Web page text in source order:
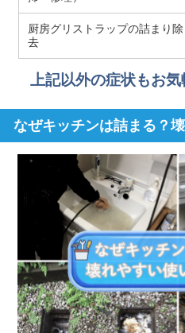
厨房グリストラップの詰まり除
去
上記以外の症状もお
なぜキッチンは詰まる？